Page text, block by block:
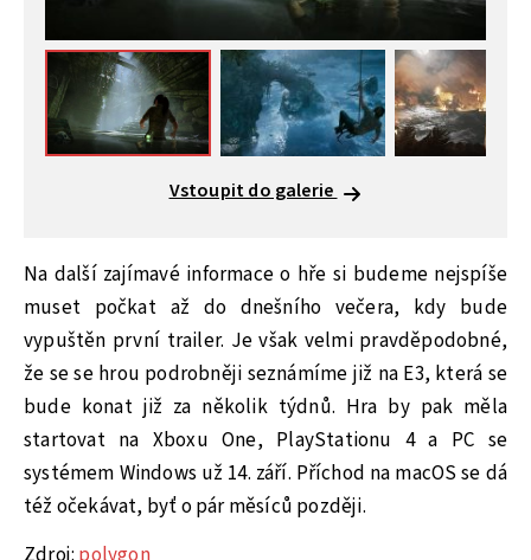
Vstoupit do galerie
Na další zajímavé informace o hře si budeme nejspíše
muset počkat až do dnešního večera, kdy bude
vypuštěn první trailer. Je však velmi pravděpodobné,
že se se hrou podrobněji seznámíme již na E3, která se
bude konat již za několik týdnů. Hra by pak měla
startovat na Xboxu One, PlayStationu 4 a PC se
systémem Windows už 14. září. Příchod na macOS se dá
též očekávat, byť o pár měsíců později.